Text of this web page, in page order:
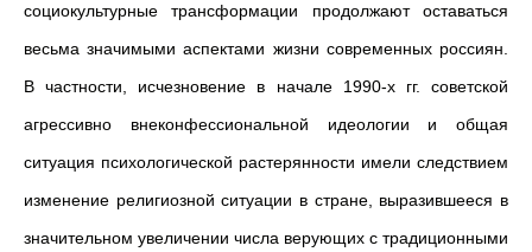
социокультурные трансформации продолжают оставаться
весьма значимыми аспектами жизни современных россиян.
В частности, исчезновение в начале 1990-х гг. советской
агрессивно внеконфессиональной идеологии и общая
ситуация психологической растерянности имели следствием
изменение религиозной ситуации в стране, выразившееся в
значительном увеличении числа верующих с традиционными